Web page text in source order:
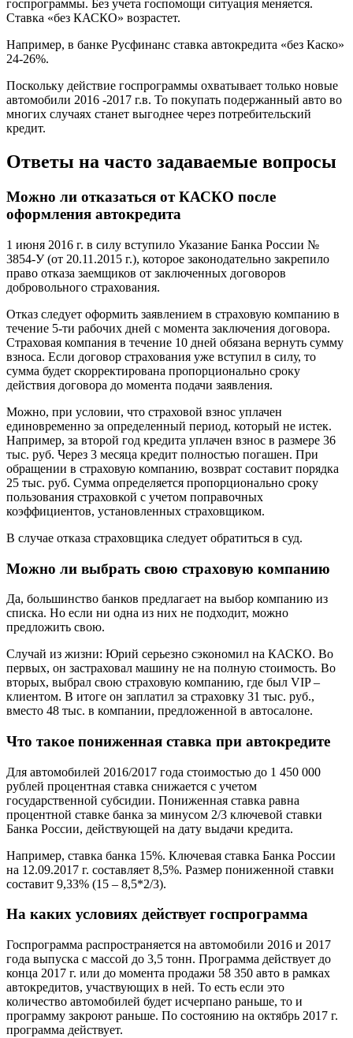
госпрограммы. Без учета госпомощи ситуация меняется.
Ставка «без КАСКО» возрастет.
Например, в банке Русфинанс ставка автокредита «без Каско»
24-26%.
Поскольку действие госпрограммы охватывает только новые
автомобили 2016 -2017 г.в. То покупать подержанный авто во
многих случаях станет выгоднее через потребительский
кредит.
Ответы на часто задаваемые вопросы
Можно ли отказаться от КАСКО после
оформления автокредита
1 июня 2016 г. в силу вступило Указание Банка России №
3854-У (от 20.11.2015 г.), которое законодательно закрепило
право отказа заемщиков от заключенных договоров
добровольного страхования.
Отказ следует оформить заявлением в страховую компанию в
течение 5-ти рабочих дней с момента заключения договора.
Страховая компания в течение 10 дней обязана вернуть сумму
взноса. Если договор страхования уже вступил в силу, то
сумма будет скорректирована пропорционально сроку
действия договора до момента подачи заявления.
Можно, при условии, что страховой взнос уплачен
единовременно за определенный период, который не истек.
Например, за второй год кредита уплачен взнос в размере 36
тыс. руб. Через 3 месяца кредит полностью погашен. При
обращении в страховую компанию, возврат составит порядка
25 тыс. руб. Сумма определяется пропорционально сроку
пользования страховкой с учетом поправочных
коэффициентов, установленных страховщиком.
В случае отказа страховщика следует обратиться в суд.
Можно ли выбрать свою страховую компанию
Да, большинство банков предлагает на выбор компанию из
списка. Но если ни одна из них не подходит, можно
предложить свою.
Случай из жизни: Юрий серьезно сэкономил на КАСКО. Во
первых, он застраховал машину не на полную стоимость. Во
вторых, выбрал свою страховую компанию, где был VIP –
клиентом. В итоге он заплатил за страховку 31 тыс. руб.,
вместо 48 тыс. в компании, предложенной в автосалоне.
Что такое пониженная ставка при автокредите
Для автомобилей 2016/2017 года стоимостью до 1 450 000
рублей процентная ставка снижается с учетом
государственной субсидии. Пониженная ставка равна
процентной ставке банка за минусом 2/3 ключевой ставки
Банка России, действующей на дату выдачи кредита.
Например, ставка банка 15%. Ключевая ставка Банка России
на 12.09.2017 г. составляет 8,5%. Размер пониженной ставки
составит 9,33% (15 – 8,5*2/3).
На каких условиях действует госпрограмма
Госпрограмма распространяется на автомобили 2016 и 2017
года выпуска с массой до 3,5 тонн. Программа действует до
конца 2017 г. или до момента продажи 58 350 авто в рамках
автокредитов, участвующих в ней. То есть если это
количество автомобилей будет исчерпано раньше, то и
программу закроют раньше. По состоянию на октябрь 2017 г.
программа действует.